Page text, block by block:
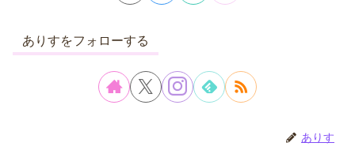
ありすをフォローする
ありす